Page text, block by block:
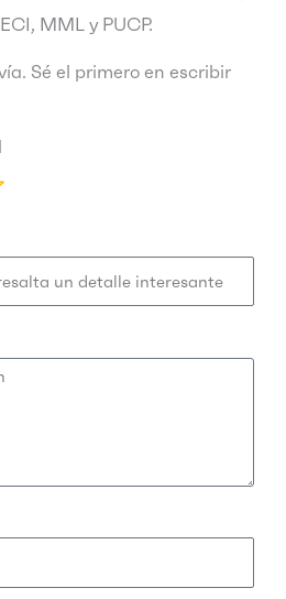
MML y PUCP.
Sé el primero en escribir